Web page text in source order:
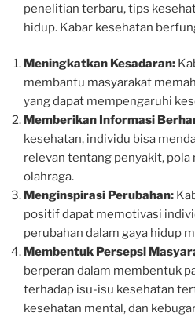
penelitian terbaru, tips
hidup. Kabar kesehatan
Meningkatkan Kesadaran:
membantu masyarakat
yang dapat mempengaruhi
Memberikan Informasi
kesehatan, individu bisa
relevan tentang penyakit, pola
olahraga.
Menginspirasi Perubahan:
positif dapat memotivasi
perubahan dalam gaya hidup
Membentuk Persepsi
berperan dalam membentuk
terhadap isu-isu kesehatan
kesehatan mental, dan